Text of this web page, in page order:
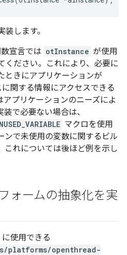
します。
宣言では otInstance が使用
ください。これにより、必要に
ときにアプリケーションが
関する情報にアクセスできる
アプリケーションのニーズによ
で必要ない場合は、
マクロを使用
ンで未使用の変数に関するビル
これについては後ほど例を示し
ォームの抽象化を実
使用できる
platforms/openthread-